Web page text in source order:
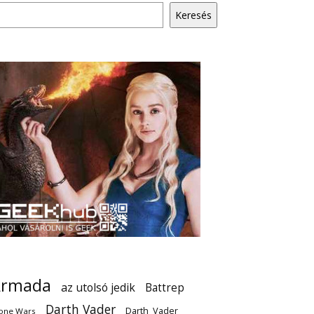
Keresés
az utolsó jedik Battrep
Wars Darth Vader Darth_Vader